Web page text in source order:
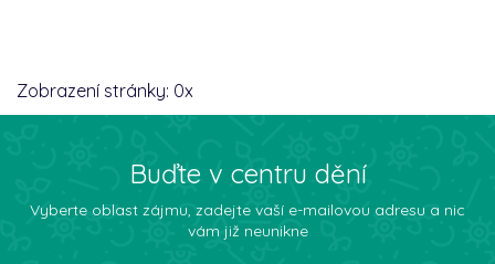
Zobrazení stránky: 0x
Buďte v centru dění
Vyberte oblast zájmu, zadejte vaší e-mailovou adresu a nic
vám již neunikne